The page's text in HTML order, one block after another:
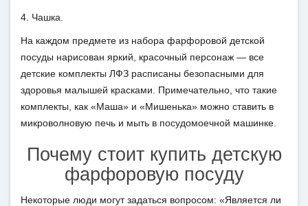
4. Чашка.
На каждом предмете из набора фарфоровой детской
посуды нарисован яркий, красочный персонаж — все
детские комплекты ЛФЗ расписаны безопасными для
здоровья малышей красками. Примечательно, что такие
комплекты, как «Маша» и «Мишенька» можно ставить в
микроволновую печь и мыть в посудомоечной машинке.
Почему стоит купить детскую
фарфоровую посуду
Некоторые люди могут задаться вопросом: «Является ли